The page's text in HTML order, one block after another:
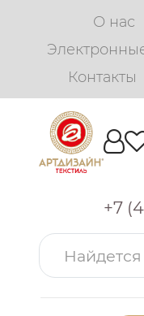
О нас
Контакты
+7